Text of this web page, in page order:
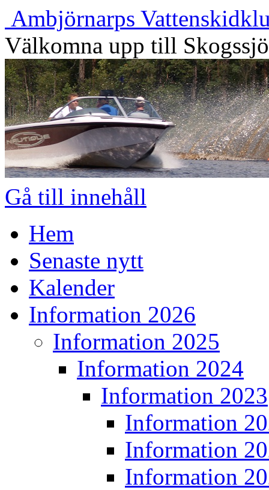
Ambjörnarps
Välkomna upp till
Gå till innehåll
Hem
Senaste nytt
Kalender
Information 2026
Information 2025
Information 2024
Information 2023
Information
Information
Information